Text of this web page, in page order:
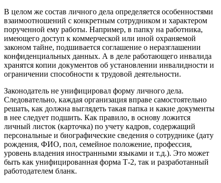
В целом же состав личного дела определяется особенностями
взаимоотношений с конкретным сотрудником и характером
порученной ему работы. Например, в папку на работника,
имеющего доступ к коммерческой или иной охраняемой
законом тайне, подшивается соглашение о неразглашении
конфиденциальных данных. А в деле работающего инвалида
хранятся копии документов об установлении инвалидности и
ограничении способности к трудовой деятельности.
Законодатель не унифицировал форму личного дела.
Следовательно, каждая организация вправе самостоятельно
решать, как должна выглядеть такая папка и какие документы
в нее следует подшить. Как правило, в основу ложится
личный листок (карточка) по учету кадров, содержащий
персональные и биографические сведения о сотруднике (дату
рождения, ФИО, пол, семейное положение, профессия,
уровень владения иностранными языками и т.д.). Это может
быть как унифицированная форма Т-2, так и разработанный
работодателем бланк.